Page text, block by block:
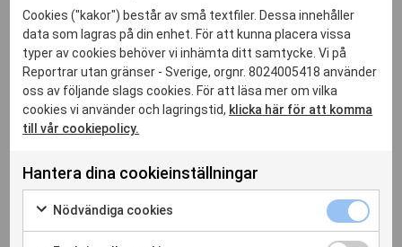
övervakningsteknologi läggs till EU:s kontrollista och att EU:s
medlemsstater ska vara öppna och transparenta med de
programvaror ländernas företag exporterar.
Det gemensamma brevet till handelskommissionären
kan läsas här
Relaterade inlägg
Cookies ("kakor") består av små textfiler. Dessa innehåller
data som lagras på din enhet. För att kunna placera vissa
typer av cookies behöver vi inhämta ditt samtycke. Vi på
Reportrar utan gränser - Sverige, orgnr. 8024005418 använder
oss av följande slags cookies. För att läsa mer om vilka
cookies vi använder och lagringstid, klicka här för att komma
till vår cookiepolicy.
Hantera dina cookieinställningar
Nödvändiga cookies
Markera
cookies